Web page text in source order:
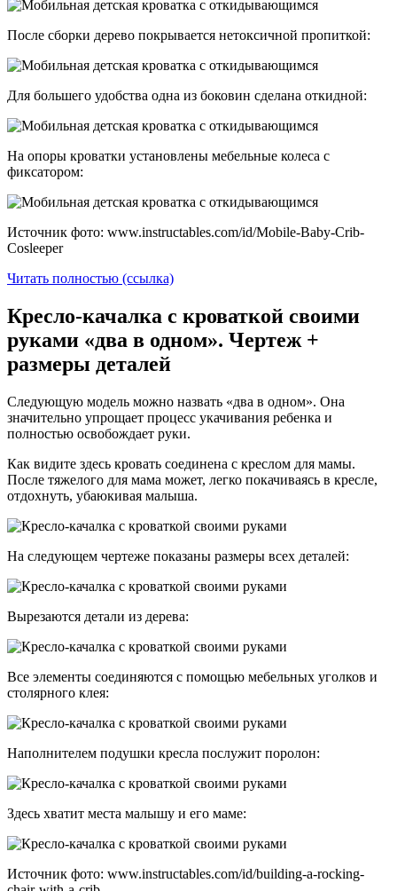
После сборки дерево покрывается нетоксичной пропиткой:
Для большего удобства одна из боковин сделана откидной:
На опоры кроватки установлены мебельные колеса с
фиксатором:
Источник фото: www.instructables.com/id/Mobile-Baby-Crib-
Cosleeper
Читать полностью (ссылка)
Кресло-качалка с кроваткой своими
руками «два в одном». Чертеж +
размеры деталей
Следующую модель можно назвать «два в одном». Она
значительно упрощает процесс укачивания ребенка и
полностью освобождает руки.
Как видите здесь кровать соединена с креслом для мамы.
После тяжелого для мама может, легко покачиваясь в кресле,
отдохнуть, убаюкивая малыша.
На следующем чертеже показаны размеры всех деталей:
Вырезаются детали из дерева:
Все элементы соединяются с помощью мебельных уголков и
столярного клея:
Наполнителем подушки кресла послужит поролон:
Здесь хватит места малышу и его маме:
Источник фото: www.instructables.com/id/building-a-rocking-